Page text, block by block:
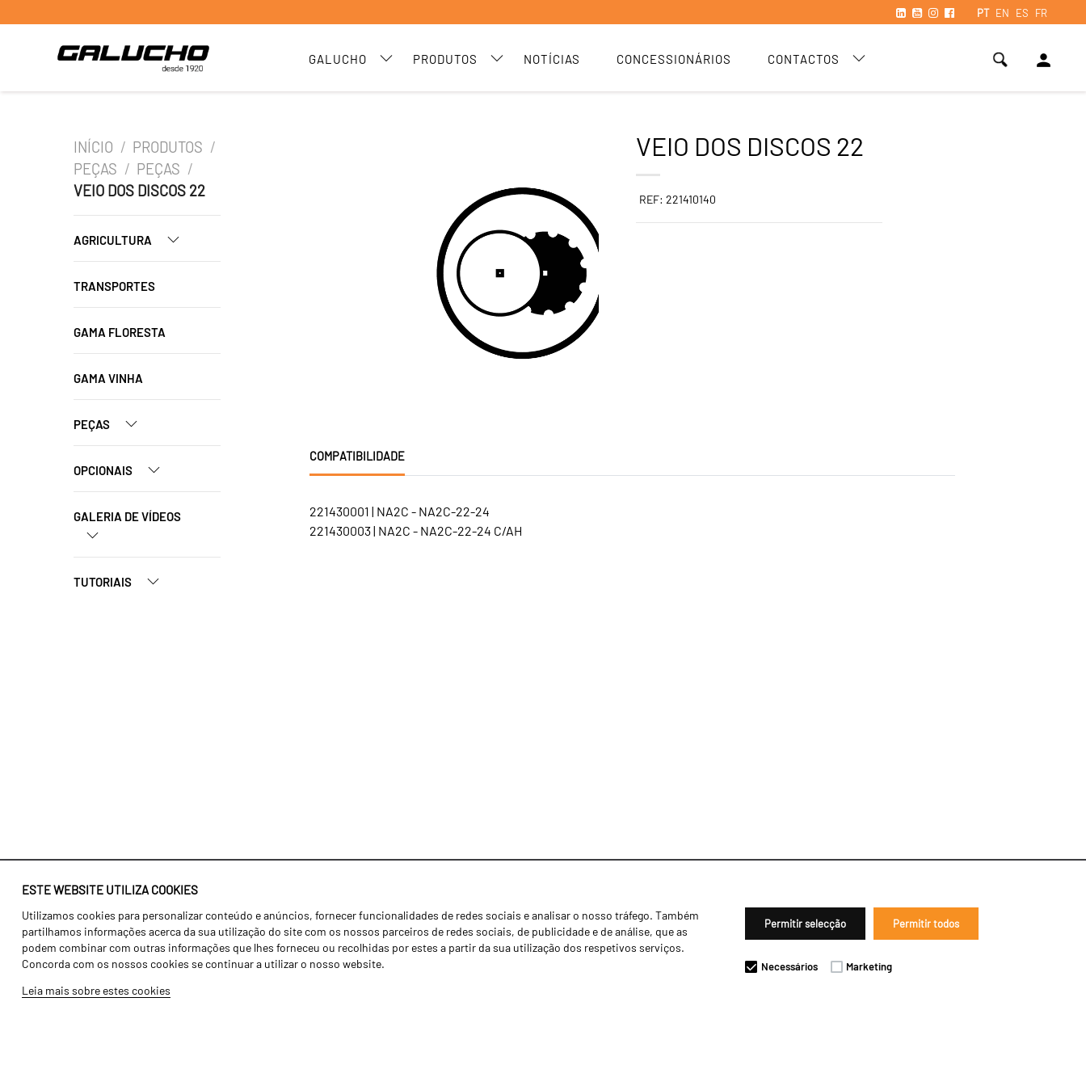
PT EN ES FR
GALUCHO PRODUTOS NOTÍCIAS CONCESSIONÁRIOS CONTACTOS person
ESTE WEBSITE UTILIZA COOKIES
Utilizamos cookies para personalizar conteúdo e anúncios, fornecer funcionalidades de redes sociais e analisar o nosso tráfego. Também
partilhamos informações acerca da sua utilização do site com os nossos parceiros de redes sociais, de publicidade e de análise, que as
podem combinar com outras informações que lhes forneceu ou recolhidas por estes a partir da sua utilização dos respetivos serviços.
Concorda com os nossos cookies se continuar a utilizar o nosso website.
Leia mais sobre estes cookies
Permitir selecção Permitir todos
Necessários Marketing
INÍCIO / PRODUTOS /
PEÇAS / PEÇAS /
VEIO DOS DISCOS 22
AGRICULTURA
TRANSPORTES
GAMA FLORESTA
GAMA VINHA
PEÇAS
OPCIONAIS
GALERIA DE VÍDEOS
TUTORIAIS
VEIO DOS DISCOS 22
REF: 221410140
COMPATIBILIDADE
221430001 | NA2C - NA2C-22-24
221430003 | NA2C - NA2C-22-24 C/AH
Identidade
História
Fábrica / Produção
Recursos Humanos
Agricultura
Transportes
Gama Floresta
Notícias
Concessionários